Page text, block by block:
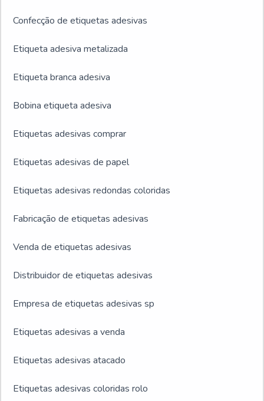
Confecção de etiquetas adesivas
Etiqueta adesiva metalizada
Etiqueta branca adesiva
Bobina etiqueta adesiva
Etiquetas adesivas comprar
Etiquetas adesivas de papel
Etiquetas adesivas redondas coloridas
Fabricação de etiquetas adesivas
Venda de etiquetas adesivas
Distribuidor de etiquetas adesivas
Empresa de etiquetas adesivas sp
Etiquetas adesivas a venda
Etiquetas adesivas atacado
Etiquetas adesivas coloridas rolo